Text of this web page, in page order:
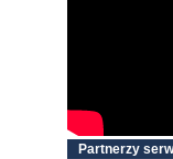
Partnerzy